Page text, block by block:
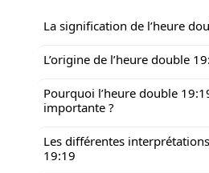
La signification de l’heure
L’origine de l’heure double
Pourquoi l’heure double
importante ?
Les différentes
19:19